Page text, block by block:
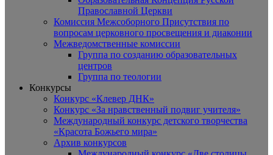
Православной Церкви
Комиссия Межсоборного Присутствия по
вопросам церковного просвещения и диаконии
Межведомственные комиссии
Группа по созданию образовательных
центров
Группа по теологии
Конкурсы
Конкурс «Клевер ДНК»
Конкурс «За нравственный подвиг учителя»
Международный конкурс детского творчества
«Красота Божьего мира»
Архив конкурсов